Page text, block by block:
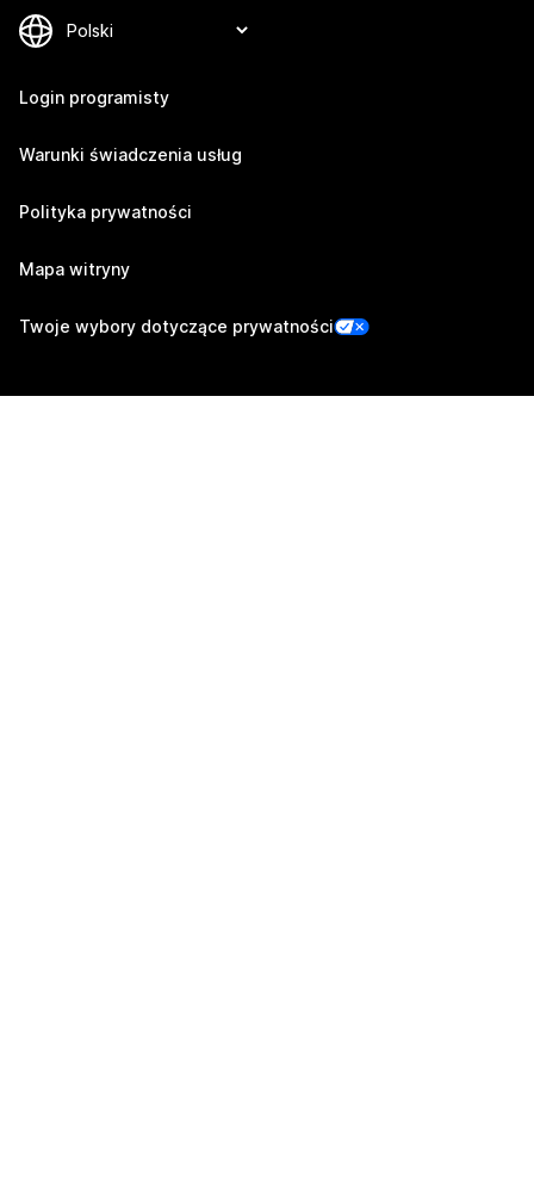
Login programisty
Warunki świadczenia usług
Polityka prywatności
Mapa witryny
Twoje wybory dotyczące prywatności